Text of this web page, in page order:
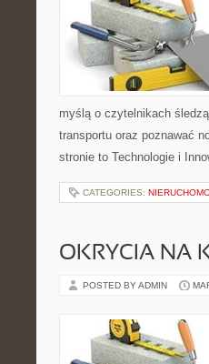
myślą o czytelnikach
transportu oraz poznawać
stronie to Technologie i
CATEGORIES:
OKRYCIA NA
POSTED BY ADMIN